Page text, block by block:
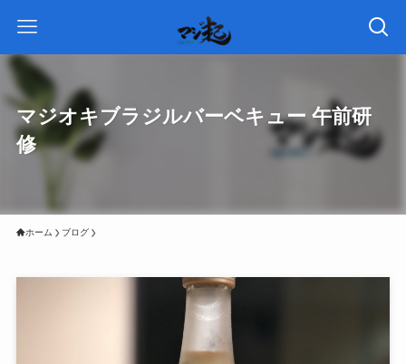
マジオキブラジルバーベキュー 午前研
修
ホーム ブログ